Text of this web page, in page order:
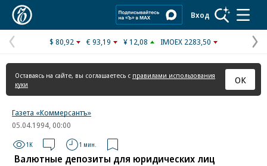
Вход
Предыдущая
страница
$ 80,92 € 93,19 ¥ 12,08 IMOEX 2283,50
Оставаясь на сайте, вы соглашаетесь с правилами использования
куки
ОК
Газета «Коммерсантъ»
05.04.1994, 00:00
1K 1 мин.
Валютные депозиты для юридических лиц